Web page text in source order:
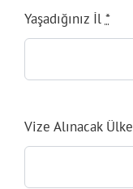
Yaşadığınız İl *
Vize Alınacak Ülke